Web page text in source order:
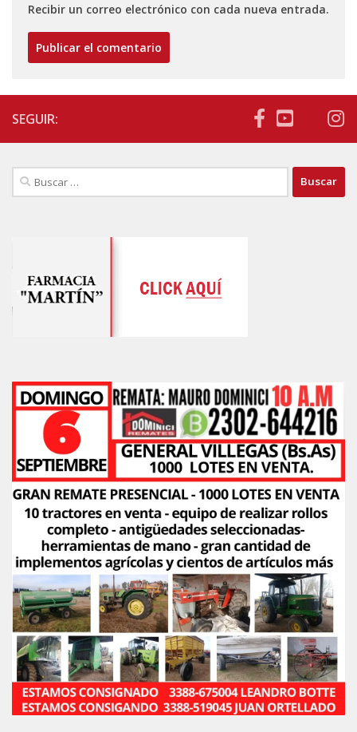
Recibir un correo electrónico con cada nueva entrada.
SEGUIR:
Buscar: